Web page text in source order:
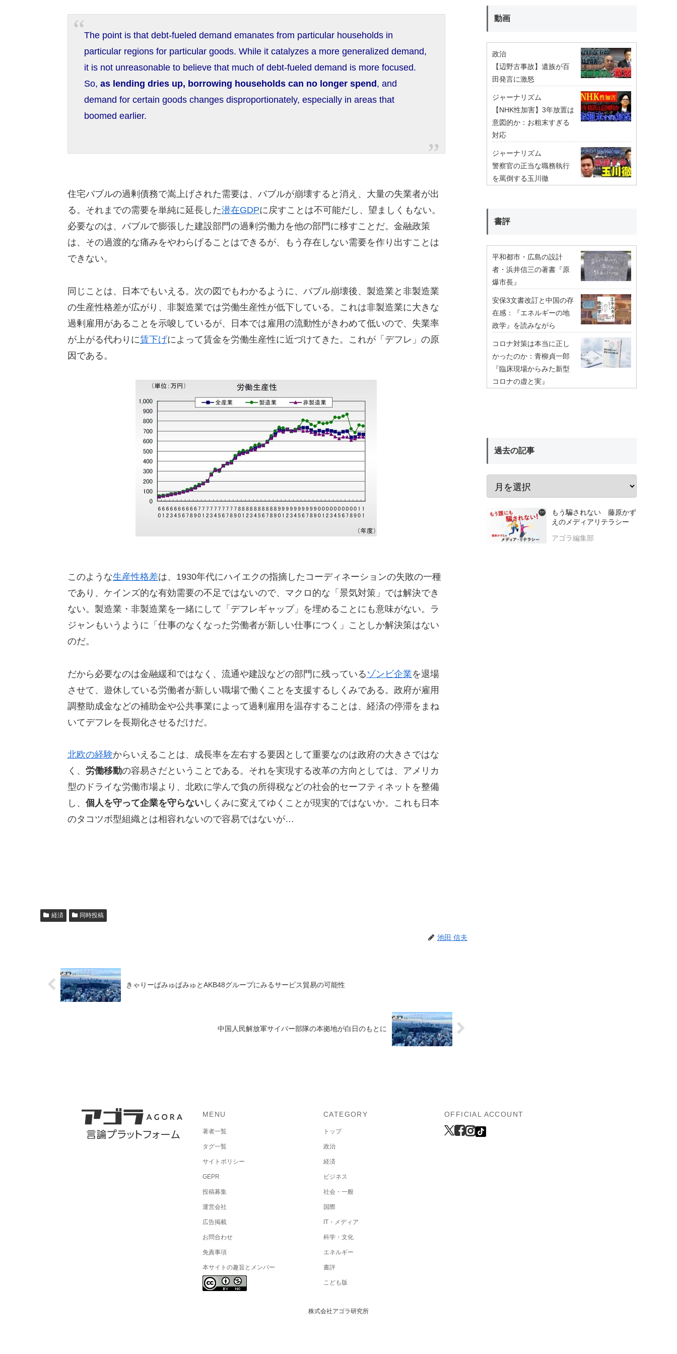
The point is that debt-fueled demand emanates from particular households in
particular regions for particular goods. While it catalyzes a more generalized demand,
it is not unreasonable to believe that much of debt-fueled demand is more focused.
So,as lending dries up, borrowing households can no longer spend , and
demand for certain goods changes disproportionately, especially in areas that
boomed earlier.
住宅バブルの過剰債務で嵩上げされた需要は、バブルが崩壊すると消え、大量の失業者が出
る。それまでの需要を単純に延長した潜在GDPに戻すことは不可能だし、望ましくもない。
必要なのは、バブルで膨張した建設部門の過剰労働力を他の部門に移すことだ。金融政策
は、その過渡的な痛みをやわらげることはできるが、もう存在しない需要を作り出すことは
できない。
同じことは、日本でもいえる。次の図でもわかるように、バブル崩壊後、製造業と非製造業
の生産性格差が広がり、非製造業では労働生産性が低下している。これは非製造業に大きな
過剰雇用があることを示唆しているが、日本では雇用の流動性がきわめて低いので、失業率
が上がる代わりに賃下げによって賃金を労働生産性に近づけてきた。これが「デフレ」の原
因である。
このような生産性格差は、1930年代にハイエクの指摘したコーディネーションの失敗の一種
であり、ケインズ的な有効需要の不足ではないので、マクロ的な「景気対策」では解決でき
ない。製造業・非製造業を一緒にして「デフレギャップ」を埋めることにも意味がない。ラ
ジャンもいうように「仕事のなくなった労働者が新しい仕事につく」ことしか解決策はない
のだ。
だから必要なのは金融緩和ではなく、流通や建設などの部門に残っているゾンビ企業を退場
させて、遊休している労働者が新しい職場で働くことを支援するしくみである。政府が雇用
調整助成金などの補助金や公共事業によって過剰雇用を温存することは、経済の停滞をまね
いてデフレを長期化させるだけだ。
北欧の経験からいえることは、成長率を左右する要因として重要なのは政府の大きさではな
く、 労働移動の容易さだということである。それを実現する改革の方向としては、アメリカ
型のドライな労働市場より、北欧に学んで負の所得税などの社会的セーフティネットを整備
し、 個人を守って企業を守らないしくみに変えてゆくことが現実的ではないか。これも日本
のタコツボ型組織とは相容れないので容易ではないが…
経済 同時投稿
池田 信夫
きゃりーぱみゅぱみゅとAKB48グループにみるサービス貿易の可能性
中国人民解放軍サイバー部隊の本拠地が白日のもとに
動画
政治
【辺野古事故】遺族が百
田発言に激怒
ジャーナリズム
【NHK性加害】3年放置は
意図的か：お粗末すぎる
対応
ジャーナリズム
警察官の正当な職務執行
を罵倒する玉川徹
書評
平和都市・広島の設計
者・浜井信三の著書『原
爆市長』
安保3文書改訂と中国の存
在感：『エネルギーの地
政学』を読みながら
コロナ対策は本当に正し
かったのか：青柳貞一郎
『臨床現場からみた新型
コロナの虚と実』
過去の記事
もう騙されない 藤原かず
えのメディアリテラシー
アゴラ編集部
MENU
著者一覧
タグ一覧
サイトポリシー
GEPR
投稿募集
運営会社
広告掲載
お問合わせ
免責事項
本サイトの趣旨とメンバー
CATEGORY
トップ
政治
経済
ビジネス
社会・一般
国際
IT・メディア
科学・文化
エネルギー
書評
こども版
OFFICIAL ACCOUNT
株式会社アゴラ研究所